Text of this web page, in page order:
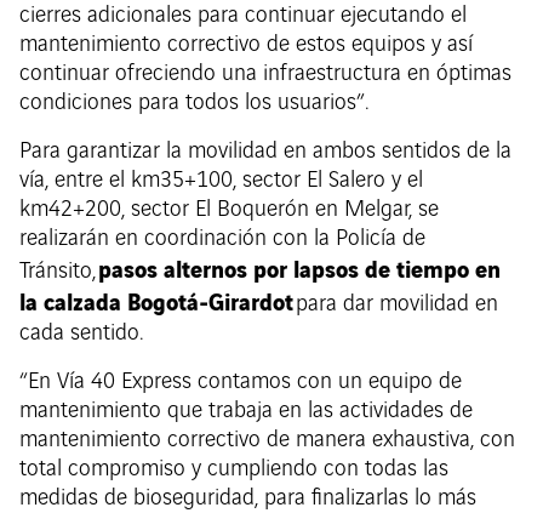
cierres adicionales para continuar ejecutando el
mantenimiento correctivo de estos equipos y así
continuar ofreciendo una infraestructura en óptimas
condiciones para todos los usuarios”.
Para garantizar la movilidad en ambos sentidos de la
vía, entre el km35+100, sector El Salero y el
km42+200, sector El Boquerón en Melgar, se
realizarán en coordinación con la Policía de
Tránsito,pasos alternos por lapsos de tiempo en
la calzada Bogotá-Girardotpara dar movilidad en
cada sentido.
“En Vía 40 Express contamos con un equipo de
mantenimiento que trabaja en las actividades de
mantenimiento correctivo de manera exhaustiva, con
total compromiso y cumpliendo con todas las
medidas de bioseguridad, para finalizarlas lo más